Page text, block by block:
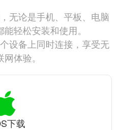
无论是手机、平板、电脑
轻松安装和使用。
设备上同时连接，享受无
体验。
下载